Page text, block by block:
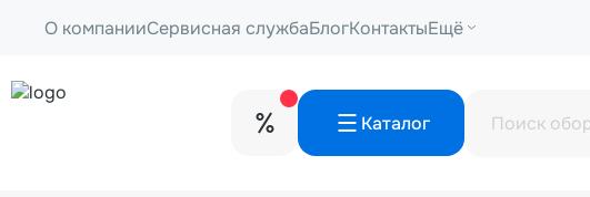
О компанииСервисная службаБлогКонтактыЕщё
Каталог